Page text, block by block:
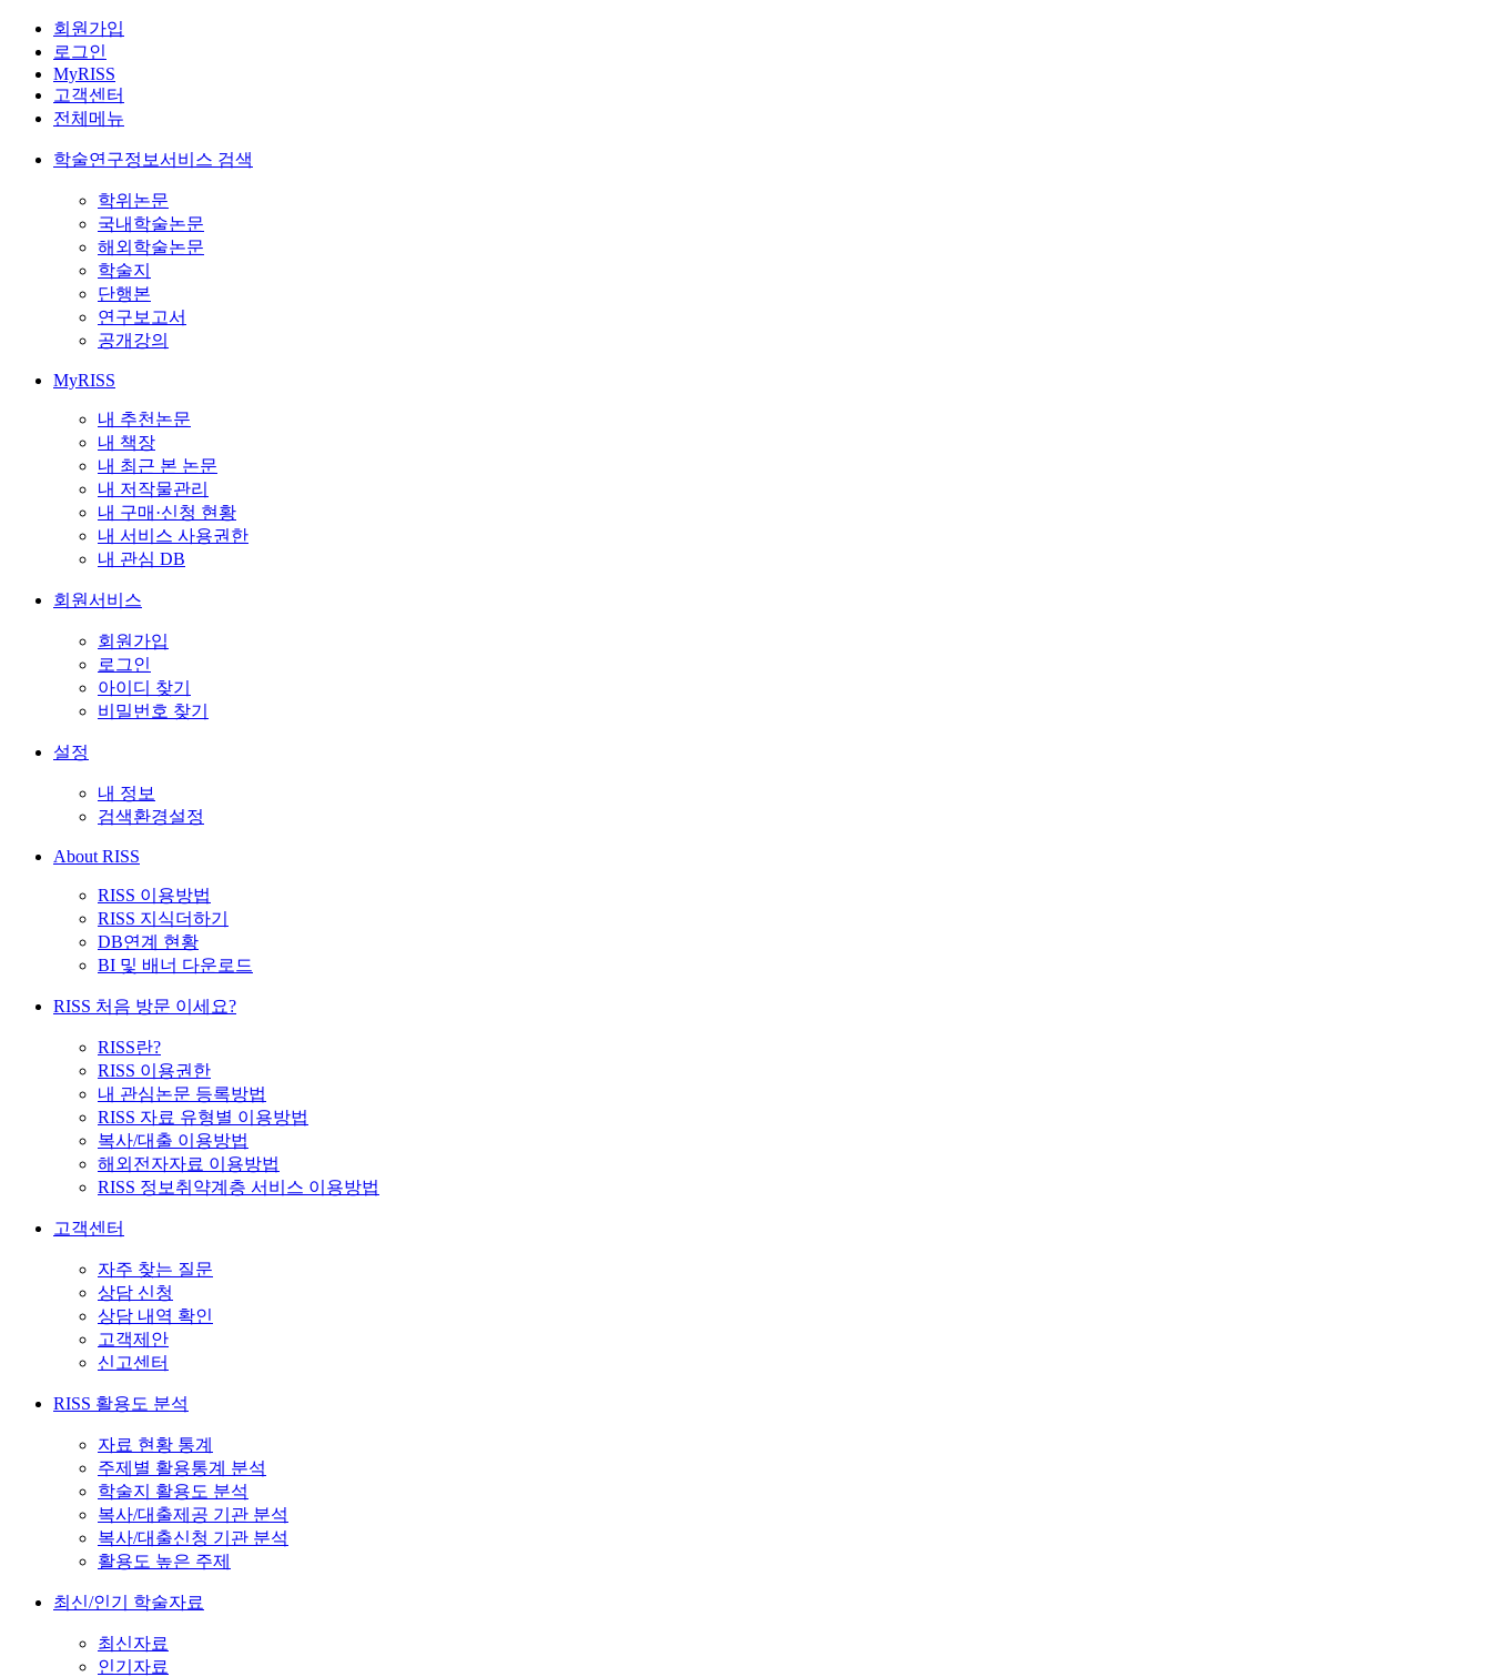
회원가입
로그인
MyRISS
고객센터
전체메뉴
학술연구정보서비스 검색
학위논문
국내학술논문
해외학술논문
학술지
단행본
연구보고서
공개강의
MyRISS
내 추천논문
내 책장
내 최근 본 논문
내 저작물관리
내 구매·신청 현황
내 서비스 사용권한
내 관심 DB
회원서비스
회원가입
로그인
아이디 찾기
비밀번호 찾기
설정
내 정보
검색환경설정
About RISS
RISS 이용방법
RISS 지식더하기
DB연계 현황
BI 및 배너 다운로드
RISS 처음 방문 이세요?
RISS란?
RISS 이용권한
내 관심논문 등록방법
RISS 자료 유형별 이용방법
복사/대출 이용방법
해외전자자료 이용방법
RISS 정보취약계층 서비스 이용방법
고객센터
자주 찾는 질문
상담 신청
상담 내역 확인
고객제안
신고센터
RISS 활용도 분석
자료 현황 통계
주제별 활용통계 분석
학술지 활용도 분석
복사/대출제공 기관 분석
복사/대출신청 기관 분석
활용도 높은 주제
최신/인기 학술자료
최신자료
인기자료